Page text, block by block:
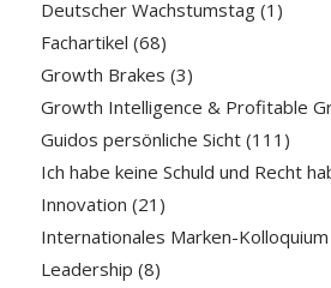
Deutscher Wachstumstag(1)
Fachartikel (68)
Growth Brakes (3)
Growth Intelligence & Profitable
Guidos persönliche Sicht(111)
Ich habe keine Schuld und Recht
Innovation (21)
Internationales Marken-Kolloquium
Leadership (8)